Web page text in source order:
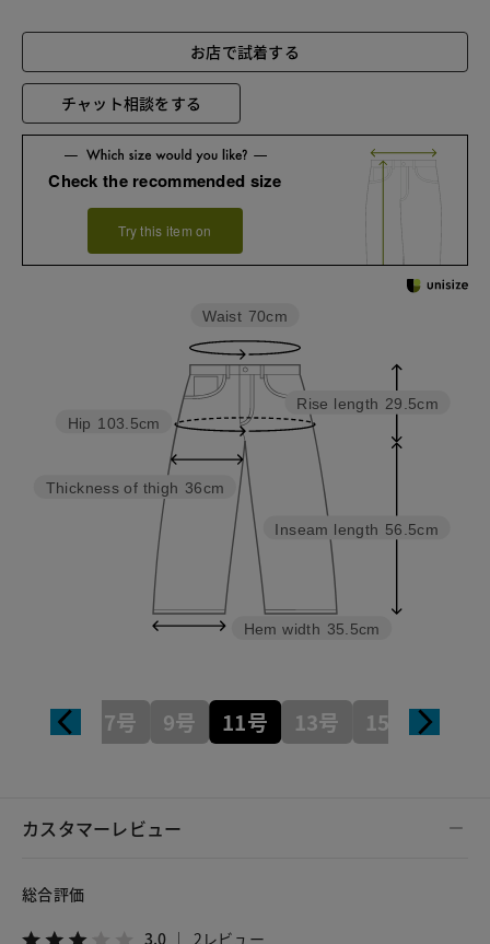
お店で試着する
チャット相談をする
Check the recommended size
Try this item on
Inseam length 56.5cm
Rise length 29.5cm
Hem width 35.5cm
Thickness of thigh 36cm
Hip 103.5cm
Waist 70cm
7号 9号 11号 13号 15号
カスタマーレビュー
総合評価
3.0 2レビュー